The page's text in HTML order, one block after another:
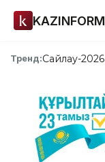
KAZINFORM
Тренд:Сайлау-2026